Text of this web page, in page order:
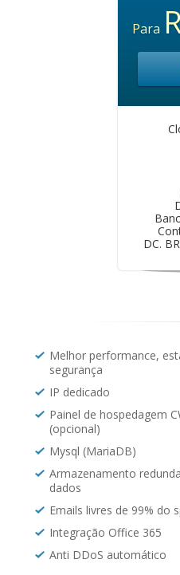
Para
DC.
Melhor performance,
segurança
IP dedicado
Painel de hospedagem
(opcional)
Mysql (MariaDB)
Armazenamento
dados
Emails livres de 99% do
Integração Office 365
Anti DDoS automático